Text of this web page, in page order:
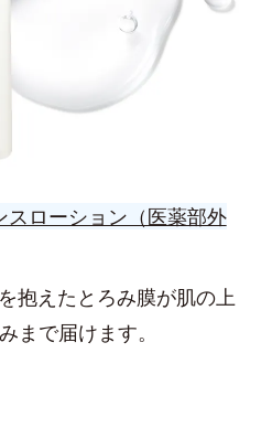
ローション（医薬部外
を抱えたとろみ膜が肌の上
まで届けます。